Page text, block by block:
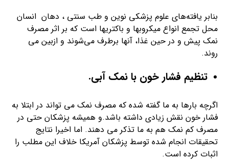
بنابر یافته‌های علوم پزشکی نوین و طب سنتی ، دهان انسان
محل تجمع انواع میکروبها و باکتریها است که بر اثر مصرف
نمک پیش و در حین غذا، آنها برطرف می‌شوند و ازبین می
روند.
تنظیم فشار خون با نمک آبی.
اگرچه بارها به ما گفته شده که مصرف نمک می تواند در ابتلا به
فشار خون نقش زیادی داشته باشد.و همیشه پزشکان حتی در
مصرف کم نمک هم به ما تذکر می دهند. اما اخیرا نتایج
تحقیقات انجام شده توسط پزشکان آمریکا خلاف این مطلب را
اثبات کرده است.